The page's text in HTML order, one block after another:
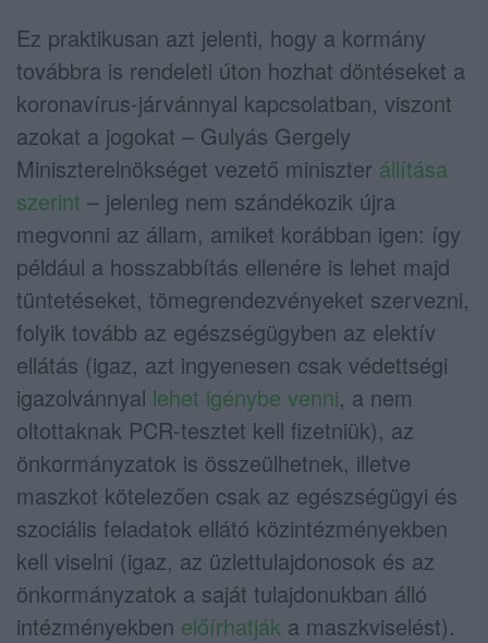
Ez praktikusan azt jelenti, hogy a kormány
továbbra is rendeleti úton hozhat döntéseket a
koronavírus-járvánnyal kapcsolatban, viszont
azokat a jogokat – Gulyás Gergely
Miniszterelnökséget vezető miniszter állítása
szerint – jelenleg nem szándékozik újra
megvonni az állam, amiket korábban igen: így
például a hosszabbítás ellenére is lehet majd
tüntetéseket, tömegrendezvényeket szervezni,
folyik tovább az egészségügyben az elektív
ellátás (igaz, azt ingyenesen csak védettségi
igazolvánnyal lehet igénybe venni, a nem
oltottaknak PCR-tesztet kell fizetniük), az
önkormányzatok is összeülhetnek, illetve
maszkot kötelezően csak az egészségügyi és
szociális feladatok ellátó közintézményekben
kell viselni (igaz, az üzlettulajdonosok és az
önkormányzatok a saját tulajdonukban álló
intézményekben előírhatják a maszkviselést).